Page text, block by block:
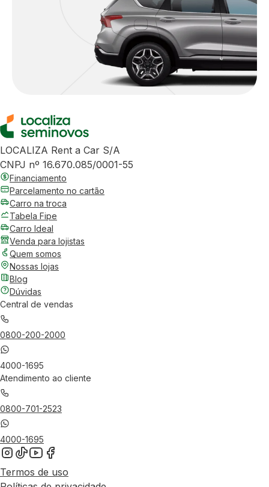
LOCALIZA Rent a Car S/A
CNPJ nº 16.670.085/0001-55
Financiamento
Parcelamento no cartão
Carro na troca
Tabela Fipe
Carro Ideal
Venda para lojistas
Quem somos
Nossas lojas
Blog
Dúvidas
Central de vendas
0800-200-2000
4000-1695
Atendimento ao cliente
0800-701-2523
4000-1695
Termos de uso